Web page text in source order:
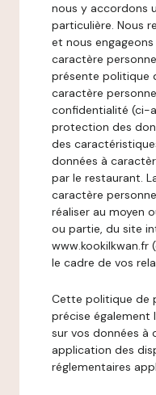
nous y accordons
particulière. Nous
et nous
caractère
présente politique
caractère
confidentialité (ci-
protection des
des
données à
par le restaurant.
caractère
réaliser au moyen
ou partie, du site
www.kookilkwan.fr
le cadre de vos
Cette politique de
précise également
sur vos données à
application des
réglementaires